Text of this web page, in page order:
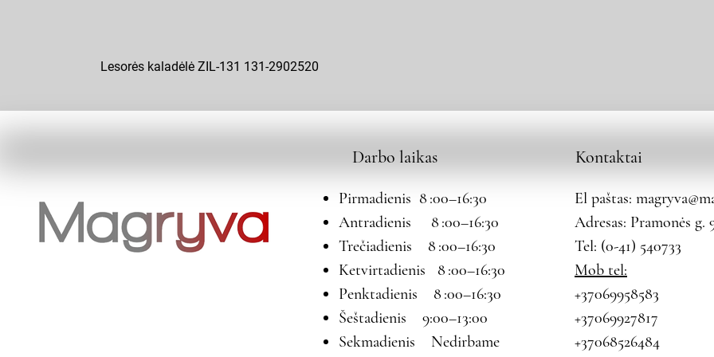
Lesorės kaladėlė ZIL-131 131-2902520
Darbo laikas
Pirmadienis 8 :00–16:30
Antradienis 8 :00–16:30
Trečiadienis 8 :00–16:30
Ketvirtadienis 8 :00–16:30
Penktadienis 8 :00–16:30
Šeštadienis 9:00–13:00
Sekmadienis Nedirbame
Kontaktai
El paštas:
Adresas: Pramonės g.
Tel: (0-41) 540733
Mob tel:
+37069958583
+37069927817
+37068526484